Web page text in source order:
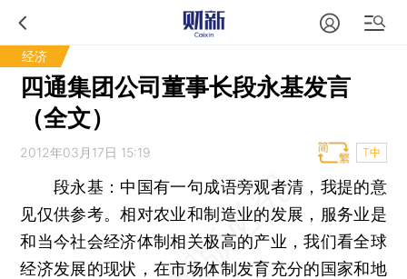
经济
四通集团公司董事长段永基发言
（全文）
2012年03月17日 15:19 T中
段永基：中国有一句成语旁观者清，我提的意
见仅供参考。相对农业和制造业的发展，服务业是
和当今社会经济体制相关极高的产业，我们看全球
经济发展的现状，在市场体制发育充分的国家和地